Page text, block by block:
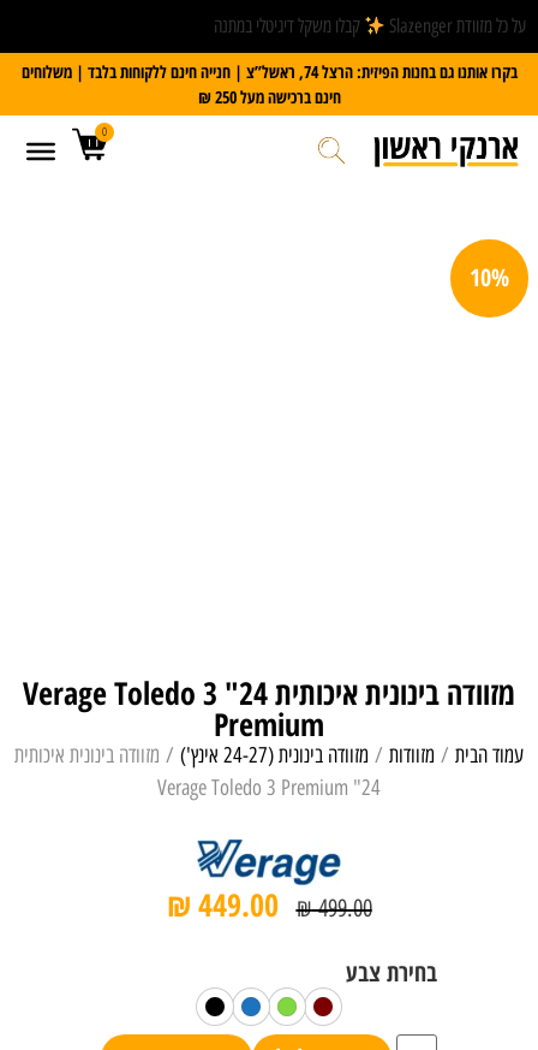
על כל מזוודת Slazenger
קבלו משקל דיגיטלי במתנה
בקרו אותנו גם בחנות הפיזית: הרצל 74, ראשל”צ | חנייה חינם ללקוחות בלבד | משלוחים
חינם ברכישה מעל 250 ₪
0
מזוודה בינונית איכותית 24" Verage Toledo 3
Premium
עמוד הבית / מזוודות / מזוודה בינונית (24-27 אינץ')
/ מזוודה בינונית איכותית
24" Verage Toledo 3 Premium
₪499.00
₪449.00
10%